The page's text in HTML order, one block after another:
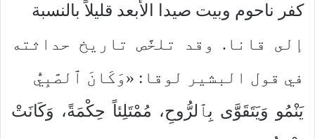
كفر ناحوم وبيت صيدا الأبعد قليلاً بالنسبة
إلى قانا. وقد تلخَّص تاريخ حداثته
في قول البشير لوقا: «وَكَانَ ٱلصَّبِيُّ
يَنْمُو وَيَتَقَوَّى بِٱلرُّوحِ، مُمْتَلِئاً حِكْمَةً، وَكَانَتْ